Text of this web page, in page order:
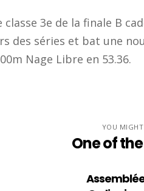
classe 3e de la finale B
des séries et bat une
Nage Libre en 53.36.
YOU
One of